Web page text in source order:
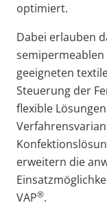
optimiert.
Dabei erlauben
semipermeablen
geeigneten
Steuerung der
flexible
erweitern die
VAP®.